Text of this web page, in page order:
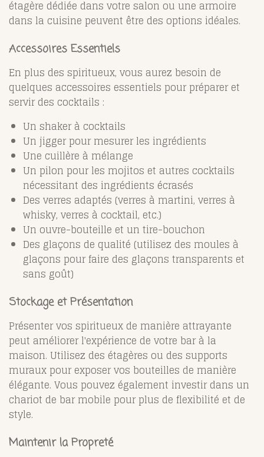
étagère dédiée dans votre salon ou une armoire
dans la cuisine peuvent être des options idéales.
Accessoires Essentiels
En plus des spiritueux, vous aurez besoin de
quelques accessoires essentiels pour préparer et
servir des cocktails :
Un shaker à cocktails
Un jigger pour mesurer les ingrédients
Une cuillère à mélange
Un pilon pour les mojitos et autres cocktails
nécessitant des ingrédients écrasés
Des verres adaptés (verres à martini, verres à
whisky, verres à cocktail, etc.)
Un ouvre-bouteille et un tire-bouchon
Des glaçons de qualité (utilisez des moules à
glaçons pour faire des glaçons transparents et
sans goût)
Stockage et Présentation
Présenter vos spiritueux de manière attrayante
peut améliorer l'expérience de votre bar à la
maison. Utilisez des étagères ou des supports
muraux pour exposer vos bouteilles de manière
élégante. Vous pouvez également investir dans un
chariot de bar mobile pour plus de flexibilité et de
style.
Maintenir la Propreté